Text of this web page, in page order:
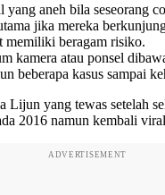
yang aneh bila seseorang
jika mereka
memiliki beragam risiko.
kamera atau ponsel
beberapa kasus sampai
Lijun yang tewas setelah
2016 namun kembali
ADVERTISEMENT